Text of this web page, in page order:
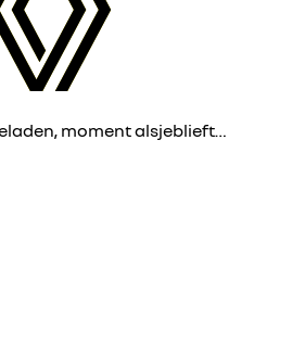
moment alsjeblieft…